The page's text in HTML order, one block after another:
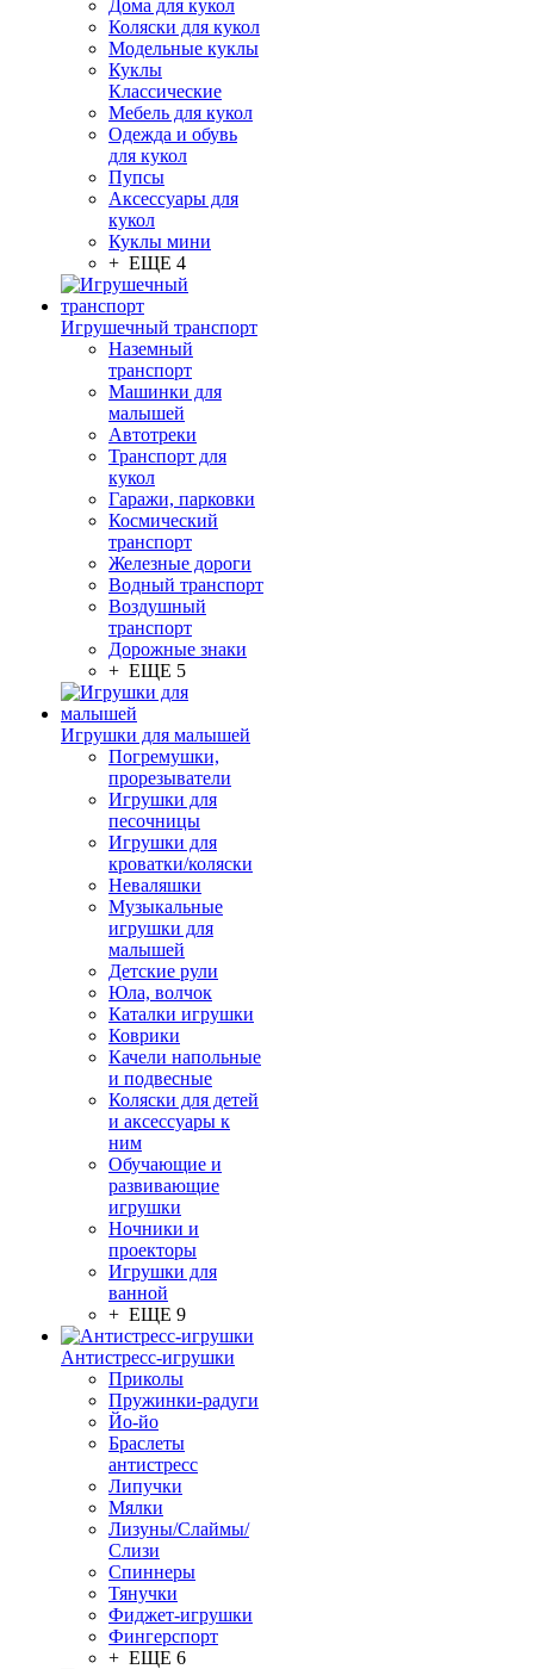
Дома для кукол
Коляски для кукол
Модельные куклы
Куклы
Классические
Мебель для кукол
Одежда и обувь
для кукол
Пупсы
Аксессуары для
кукол
Куклы мини
+ ЕЩЕ 4
Игрушечный транспорт
Наземный
транспорт
Машинки для
малышей
Автотреки
Транспорт для
кукол
Гаражи, парковки
Космический
транспорт
Железные дороги
Водный транспорт
Воздушный
транспорт
Дорожные знаки
+ ЕЩЕ 5
Игрушки для малышей
Погремушки,
прорезыватели
Игрушки для
песочницы
Игрушки для
кроватки/коляски
Неваляшки
Музыкальные
игрушки для
малышей
Детские рули
Юла, волчок
Каталки игрушки
Коврики
Качели напольные
и подвесные
Коляски для детей
и аксессуары к
ним
Обучающие и
развивающие
игрушки
Ночники и
проекторы
Игрушки для
ванной
+ ЕЩЕ 9
Антистресс-игрушки
Приколы
Пружинки-радуги
Йо-йо
Браслеты
антистресс
Липучки
Мялки
Лизуны/Слаймы/
Слизи
Спиннеры
Тянучки
Фиджет-игрушки
Фингерспорт
+ ЕЩЕ 6